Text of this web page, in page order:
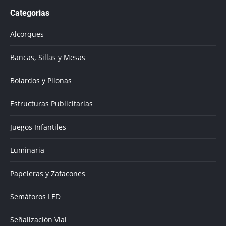
opens
new
window
Categorias
Alcorques
Bancas, Sillas y Mesas
Bolardos y Pilonas
Estructuras Publicitarias
Juegos Infantiles
Luminaria
Papeleras y Zafacones
Semáforos LED
Señalización Vial